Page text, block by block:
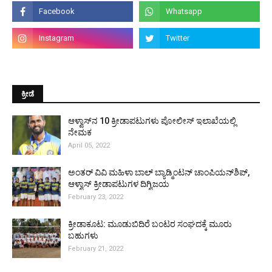
ಕ್ರೀಡೆ
ಆಳ್ವಾಸ್‌ನ 10 ಕ್ರೀಡಾಪಟುಗಳು ಪೋಲೀಸ್ ಇಲಾಖೆಯಲ್ಲಿ
ನೇಮಕ
April 05, 2022
ಅಂತರ್ ವಿವಿ ಮಹಿಳಾ ಬಾಲ್ ಬ್ಯಾಡ್ಮಿಂಟನ್ ಚಾಂಪಿಯನ್‌ಶಿಪ್,
ಆಳ್ವಾಸ್ ಕ್ರೀಡಾಪಟುಗಳ ದಿಗ್ವಿಜಯ
February 23, 2022
ಕ್ರೀಡಾಕೂಟ: ಮೂಡುಬಿದಿರೆ ಬಂಟರ ಸಂಘದಕ್ಕೆ ಮೂರು
ಬಹುಗಳು
February 21, 2022